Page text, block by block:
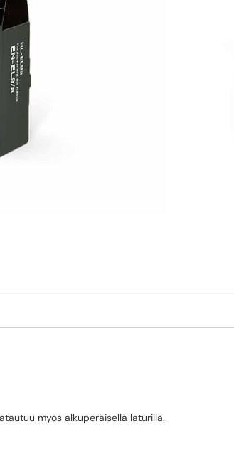
myös alkuperäisellä laturilla.